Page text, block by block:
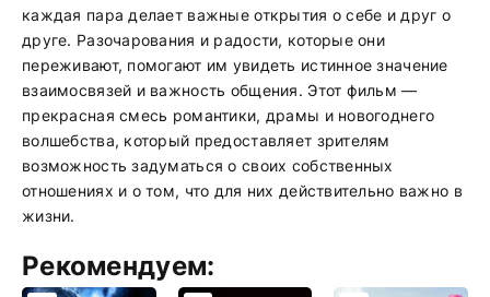
каждая пара делает важные открытия о себе и друг о
друге. Разочарования и радости, которые они
переживают, помогают им увидеть истинное значение
взаимосвязей и важность общения. Этот фильм —
прекрасная смесь романтики, драмы и новогоднего
волшебства, который предоставляет зрителям
возможность задуматься о своих собственных
отношениях и о том, что для них действительно важно в
жизни.
Рекомендуем: